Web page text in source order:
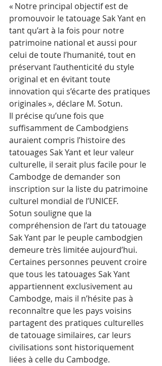
« Notre principal objectif est de
promouvoir le tatouage Sak Yant en
tant qu’art à la fois pour notre
patrimoine national et aussi pour
celui de toute l’humanité, tout en
préservant l’authenticité du style
original et en évitant toute
innovation qui s’écarte des pratiques
originales », déclare M. Sotun.
Il précise qu’une fois que
suffisamment de Cambodgiens
auraient compris l’histoire des
tatouages Sak Yant et leur valeur
culturelle, il serait plus facile pour le
Cambodge de demander son
inscription sur la liste du patrimoine
culturel mondial de l’UNICEF.
Sotun souligne que la
compréhension de l’art du tatouage
Sak Yant par le peuple cambodgien
demeure très limitée aujourd’hui.
Certaines personnes peuvent croire
que tous les tatouages Sak Yant
appartiennent exclusivement au
Cambodge, mais il n’hésite pas à
reconnaître que les pays voisins
partagent des pratiques culturelles
de tatouage similaires, car leurs
civilisations sont historiquement
liées à celle du Cambodge.